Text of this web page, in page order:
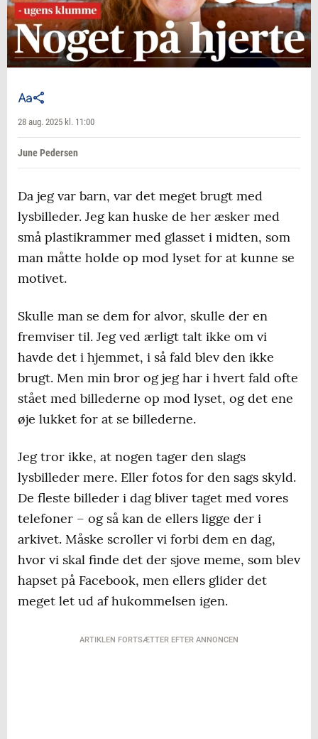
28 aug. 2025 kl. 11:00
June Pedersen
Da jeg var barn, var det meget brugt med
lysbilleder. Jeg kan huske de her æsker med
små plastikrammer med glasset i midten, som
man måtte holde op mod lyset for at kunne se
motivet.
Skulle man se dem for alvor, skulle der en
fremviser til. Jeg ved ærligt talt ikke om vi
havde det i hjemmet, i så fald blev den ikke
brugt. Men min bror og jeg har i hvert fald ofte
stået med billederne op mod lyset, og det ene
øje lukket for at se billederne.
Jeg tror ikke, at nogen tager den slags
lysbilleder mere. Eller fotos for den sags skyld.
De fleste billeder i dag bliver taget med vores
telefoner – og så kan de ellers ligge der i
arkivet. Måske scroller vi forbi dem en dag,
hvor vi skal finde det der sjove meme, som blev
hapset på Facebook, men ellers glider det
meget let ud af hukommelsen igen.
ARTIKLEN FORTSÆTTER EFTER ANNONCEN